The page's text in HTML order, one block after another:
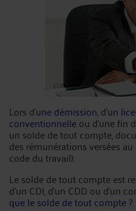
Lors d’une démission, d’un
conventionnelleou d’une fin
un solde de tout compte,
des rémunérations versées
code du travail).
Le solde de tout compte est
d’un CDI, d’un CDD ou d’un
que le solde de tout compte ?